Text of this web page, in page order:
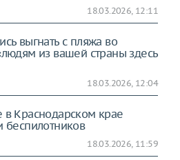
18.03.2026, 12:11
выгнать с пляжа во
из вашей страны здесь
18.03.2026, 12:04
Краснодарском крае
беспилотников
18.03.2026, 11:59